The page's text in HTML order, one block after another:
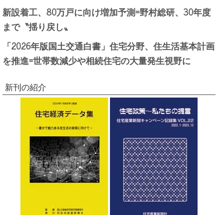
新設着工、80万戸に向け増加予測=野村総研、30年度
まで〝揺り戻し〟
「2026年版国土交通白書」住宅分野、住生活基本計画
を推進=世帯数減少や相続住宅の大量発生視野に
新刊の紹介